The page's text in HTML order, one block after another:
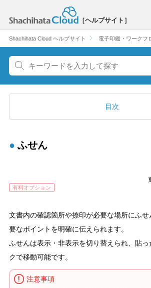
［ヘルプサイト］
Shachihata Cloud ヘルプサイト 〉 電子印鑑・ワークフ
目次
ふせん
有料オプション
文書内の確認箇所や捺印が必要な場所にふ
要なポイントを明確に伝えられます。
ふせんは表示・非表示を切り替えられ、貼っ
クで移動可能です。
注意事項